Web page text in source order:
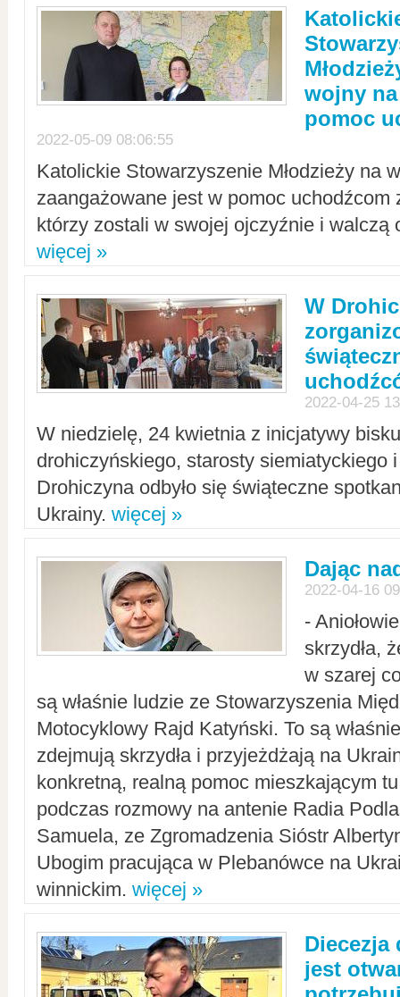
wojny
pomoc
2022-05-09 08:06:55
Katolickie Stowarzyszenie Młodzieży na
zaangażowane jest w pomoc uchodźcom
którzy zostali w swojej ojczyźnie i walczą
więcej »
W
2022-04-25
W niedzielę, 24 kwietnia z inicjatywy
drohiczyńskiego, starosty siemiatyckiego
Drohiczyna odbyło się świąteczne
Ukrainy. więcej »
Dając
2022-04-16
-
skrzydła,
w szarej
są właśnie ludzie ze Stowarzyszenia
Motocyklowy Rajd Katyński. To są
zdejmują skrzydła i przyjeżdżają na
konkretną, realną pomoc mieszkającym
podczas rozmowy na antenie Radia
Samuela, ze Zgromadzenia Sióstr
Ubogim pracująca w Plebanówce na
winnickim. więcej »
Diecezja
jest